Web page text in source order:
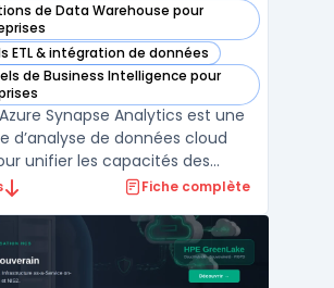
de Data Warehouse pour
Azure Synapse Analytics dans cette
ETL & intégration de données
Azure Synapse Analytics dans cette
de Business Intelligence pour
Azure Synapse Analytics dans cette
Synapse Analytics est une
d’analyse de données cloud
unifier les capacités des
données et du Big Data. Elle
stocker, analyser et visualiser
à grande échelle. Grâce à
Fiche complète